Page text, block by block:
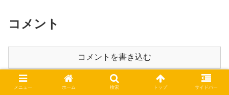
コメント
コメントを書き込む
ホーム スコッチ・日本
メニュー ホーム 検索 トップ サイドバー